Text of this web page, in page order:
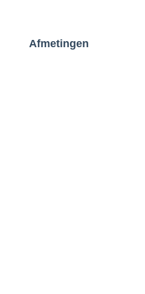
Afmetingen